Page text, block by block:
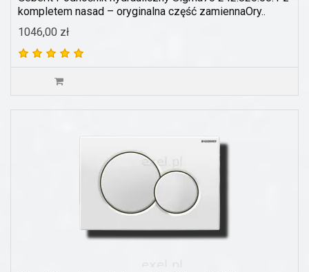
kompletem nasad – oryginalna część zamiennaOry..
1046,00 zł